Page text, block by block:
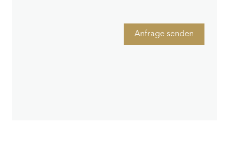
Anfrage senden